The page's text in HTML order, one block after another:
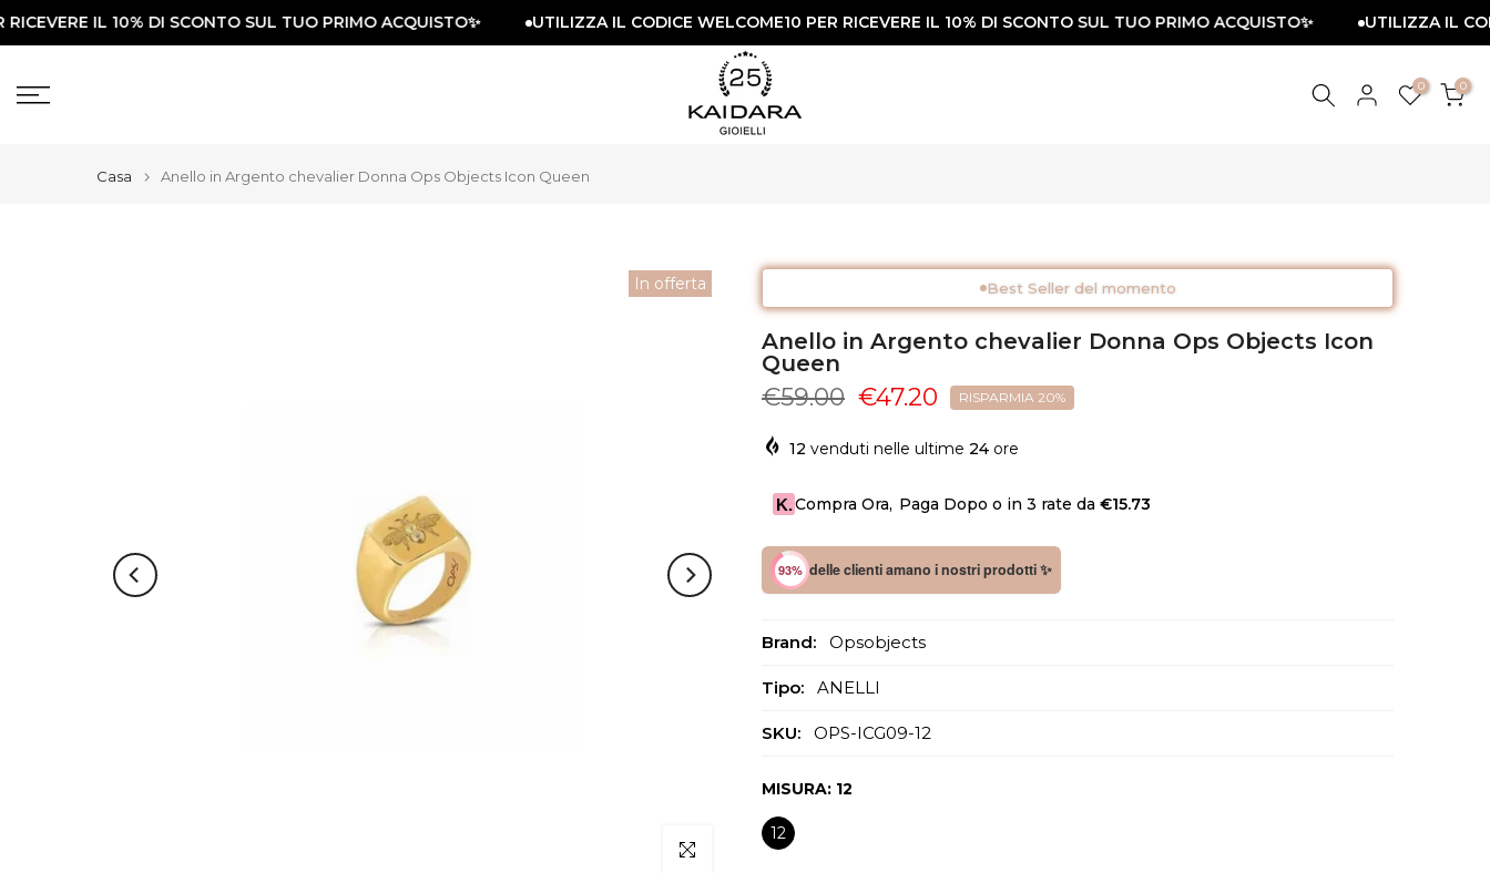
Vai
al
IL 10% DI SCONTO SUL TUO PRIMO ACQUISTO✨ UTILIZZA IL CODICE WELCOME10 PER RICEVERE IL 10% DI SCONTO SUL TUO PRIMO ACQUISTO✨ UTILIZZA IL
0 0
Casa Anello in Argento chevalier Donna Ops Objects Icon Queen
In offerta
Clicca per ingrandire
Best Seller del momento
Anello in Argento chevalier Donna Ops Objects Icon
Queen
€59.00 €47.20 RISPARMIA 20%
12 venduti nelle ultime 24 ore
K.Compra Ora, Paga Dopo o in 3 rate da €15.73
93% delle clienti amano i nostri prodotti ✨
Brand: Opsobjects
Tipo: ANELLI
SKU: OPS-ICG09-12
MISURA: 12
12